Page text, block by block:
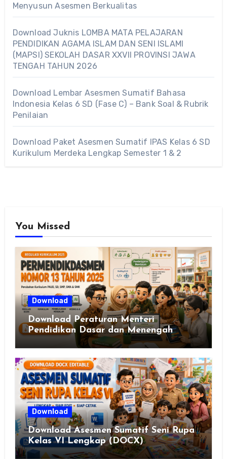
Menyusun Asesmen Berkualitas
Download Juknis LOMBA MATA PELAJARAN
PENDIDIKAN AGAMA ISLAM DAN SENI ISLAMI
(MAPSI) SEKOLAH DASAR XXVII PROVINSI JAWA
TENGAH TAHUN 2026
Download Lembar Asesmen Sumatif Bahasa
Indonesia Kelas 6 SD (Fase C) – Bank Soal & Rubrik
Penilaian
Download Paket Asesmen Sumatif IPAS Kelas 6 SD
Kurikulum Merdeka Lengkap Semester 1 & 2
You Missed
Download
Download Peraturan Menteri
Pendidikan Dasar dan Menengah
Republik Indonesia Nomor 13 Tahun
2025
Download
Download Asesmen Sumatif Seni Rupa
Kelas VI Lengkap (DOCX)